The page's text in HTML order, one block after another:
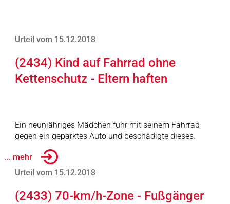
Urteil vom 15.12.2018
(2434) Kind auf Fahrrad ohne
Kettenschutz - Eltern haften
Ein neunjähriges Mädchen fuhr mit seinem Fahrrad
gegen ein geparktes Auto und beschädigte dieses.
... mehr
Urteil vom 15.12.2018
(2433) 70-km/h-Zone - Fußgänger